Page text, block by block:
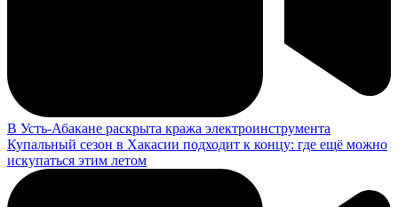
В Усть-Абакане раскрыта кража электроинструмента
Купальный сезон в Хакасии подходит к концу: где ещё можно
искупаться этим летом